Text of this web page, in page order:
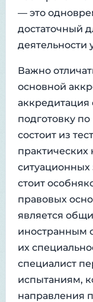
— это
достаточный
деятельности
Важно
основной
подготовку
состоит из
ситуационных
стоит
правовых
является
иностранным
их
специалист
испытаниям,
направления